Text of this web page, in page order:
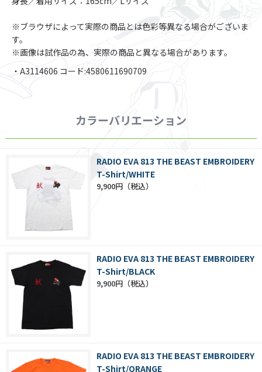
※ブラウザによって実際の商品とは色彩等異なる場合がございま
す。
※画像は試作品の為、実際の商品と異なる場合があります。
・A3114606 コード:4580611690709
カラーバリエーション
RADIO EVA 813 THE BEAST EMBROIDERY
T-Shirt/WHITE
9,900円
RADIO EVA 813 THE BEAST EMBROIDERY
T-Shirt/BLACK
9,900円
RADIO EVA 813 THE BEAST EMBROIDERY
T-Shirt/ORANGE